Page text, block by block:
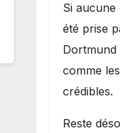
Si aucune
été prise
Dortmund
comme
crédibles.
Reste